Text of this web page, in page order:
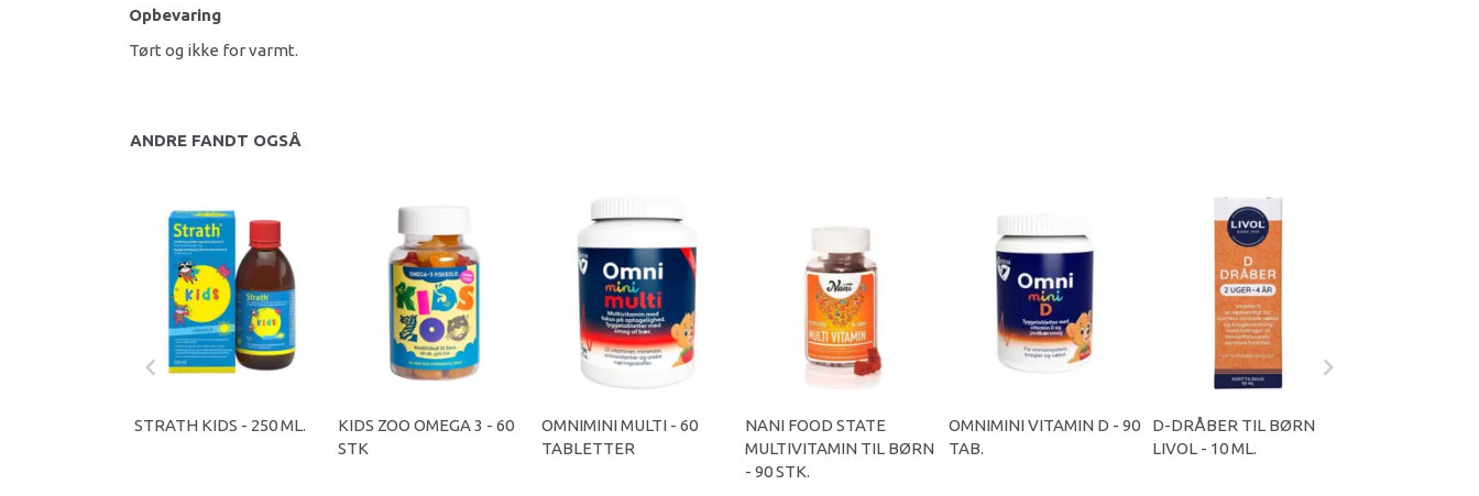
Opbevaring
Tørt og ikke for varmt.
ANDRE FANDT OGSÅ
STRATH KIDS - 250 ML.
KIDS ZOO OMEGA 3 - 60
STK
OMNIMINI MULTI - 60
TABLETTER
NANI FOOD STATE
MULTIVITAMIN TIL BØRN
- 90 STK.
OMNIMINI VITAMIN D - 90
TAB.
D-DRÅBER TIL BØRN
LIVOL - 10 ML.